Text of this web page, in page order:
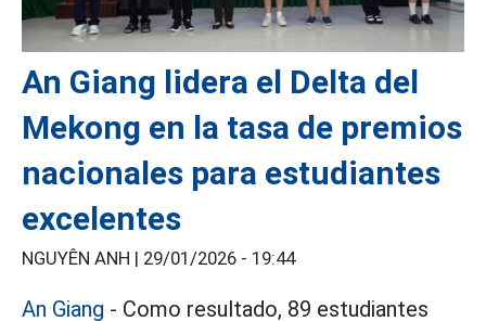
An Giang lidera el Delta del
Mekong en la tasa de premios
nacionales para estudiantes
excelentes
NGUYÊN ANH | 29/01/2026 - 19:44
An Giang - Como resultado, 89 estudiantes